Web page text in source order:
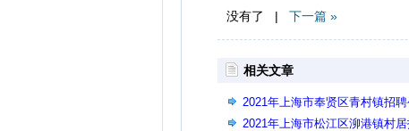
没有了 | 下一篇 »
相关文章
2021年上海市奉贤区青村镇招
2021年上海市松江区泖港镇村